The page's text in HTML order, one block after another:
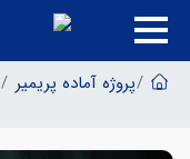
پروژه آماده پریمیر